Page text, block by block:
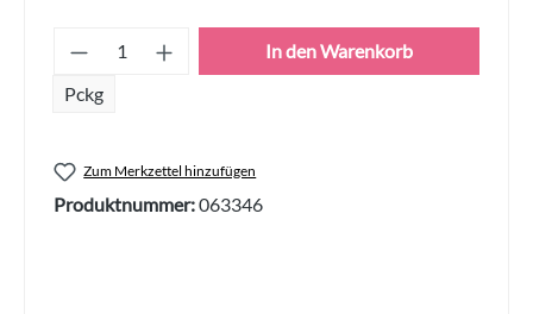
Produkt Anzahl: Gib den gewünschten
Pckg
In den Warenkorb
Zum Merkzettel hinzufügen
Produktnummer:063346